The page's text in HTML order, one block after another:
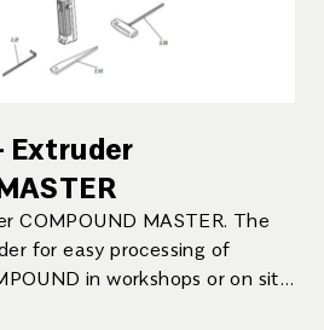
Extruder
MASTER. The
for easy processing of
in workshops or on site